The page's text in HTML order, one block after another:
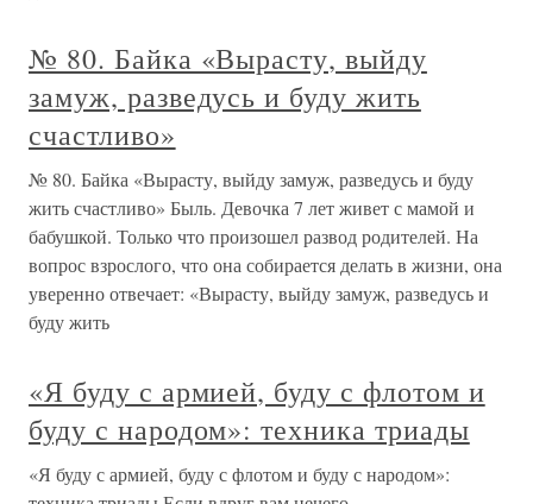
№ 80. Байка «Вырасту, выйду
замуж, разведусь и буду жить
счастливо»
№ 80. Байка «Вырасту, выйду замуж, разведусь и буду
жить счастливо» Быль. Девочка 7 лет живет с мамой и
бабушкой. Только что произошел развод родителей. На
вопрос взрослого, что она собирается делать в жизни, она
уверенно отвечает: «Вырасту, выйду замуж, разведусь и
буду жить
«Я буду с армией, буду с флотом и
буду с народом»: техника триады
«Я буду с армией, буду с флотом и буду с народом»: